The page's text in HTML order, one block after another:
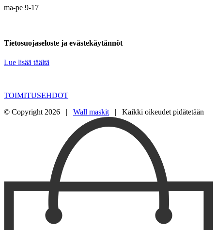
ma-pe 9-17
Tietosuojaseloste ja evästekäytännöt
Lue lisää täältä
TOIMITUSEHDOT
© Copyright 2026 | Wall maskit | Kaikki oikeudet pidätetään